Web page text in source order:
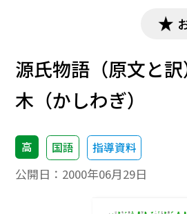
源氏物語（原文と
木（かしわぎ）
高 国語 指導資料
公開日： 2000年06月29日